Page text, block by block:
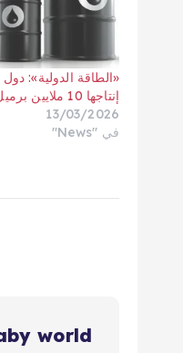
«الطاقة الدولية»:
إنتاجها 10 ملايين برميل يومياً
13/03/2026
في "News"
world